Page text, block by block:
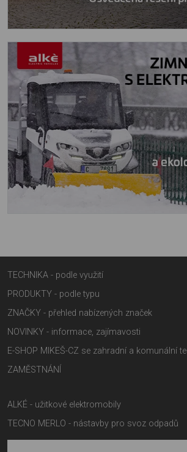
TECHNIKA - podle využití
PRODUKTY - podle typu
ZNAČKY - přehled nabízených značek
NOVINKY - informace, zajímavosti
E-SHOP MIKEŠ-CZ se zahradní a komunální
ZAMĚSTNÁNÍ
ALKÉ - užitkové elektromobily
TECNO MERLO - nástavby pro svoz odpadů